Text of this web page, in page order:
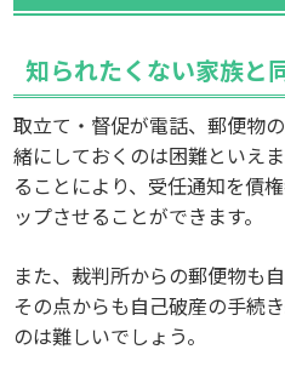
知られたくない家族と
取立て・督促が電話、郵便物
緒にしておくのは困難といえ
ることにより、受任通知を債
ップさせることができます。
また、裁判所からの郵便物も
その点からも自己破産の手続
のは難しいでしょう。